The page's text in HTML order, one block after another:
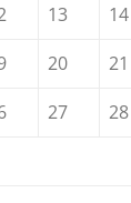
13 14
20 21
27 28